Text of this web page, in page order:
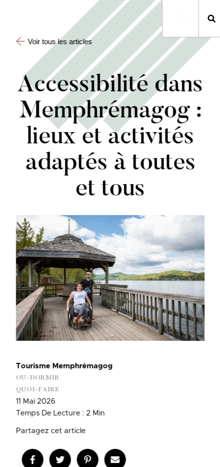
Voir tous les articles
Accessibilité dans
Memphrémagog :
lieux et activités
adaptés à toutes
et tous
Tourisme Memphrémagog
OU-DORMIR
QUOI-FAIRE
11 Mai 2026
Temps De Lecture : 2 Min
Partagez cet article